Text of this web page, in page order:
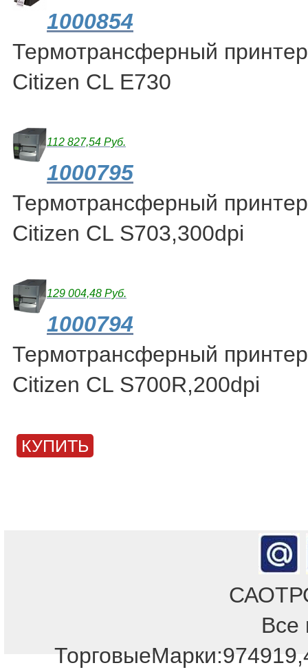
1000854
Термотрансферный принтер
Citizen CL E730
112 827,54 Руб.
1000795
Термотрансферный принтер
Citizen CL S703,300dpi
129 004,48 Руб.
1000794
Термотрансферный принтер
Citizen CL S700R,200dpi
КУПИТЬ
Все